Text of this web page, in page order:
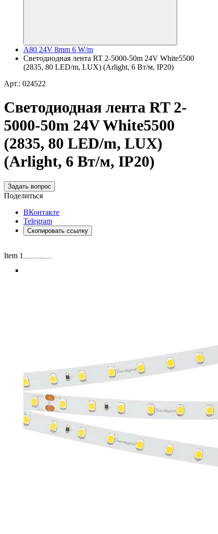
A80 24V 8mm 6 W/m
Светодиодная лента RT 2-5000-50m 24V White5500
(2835, 80 LED/m, LUX) (Arlight, 6 Вт/м, IP20)
Арт.: 024522
Светодиодная лента RT 2-
5000-50m 24V White5500
(2835, 80 LED/m, LUX)
(Arlight, 6 Вт/м, IP20)
Задать вопрос
Поделиться
ВКонтакте
Telegram
Скопировать ссылку
Item 1 of 5